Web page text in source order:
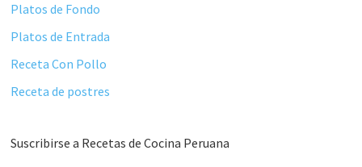
Platos de Fondo
Platos de Entrada
Receta Con Pollo
Receta de postres
Suscribirse a Recetas de Cocina Peruana